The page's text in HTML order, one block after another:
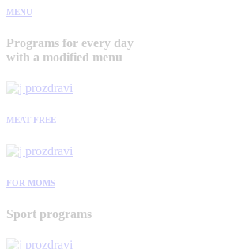
MENU
Programs for every day
with a modified menu
MEAT-FREE
FOR MOMS
Sport programs